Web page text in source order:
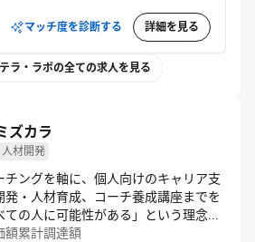
マッチ度を診断する 詳細を見る
ラ・ラボの全ての求人を見る
ズカラ
人材開発
ングを軸に、個人向けのキャリア支
・人材育成、コーチ養成講座までを
の人に可能性がある」という理念の
ながら個人と組織の可能性を引き出
額累計調達額